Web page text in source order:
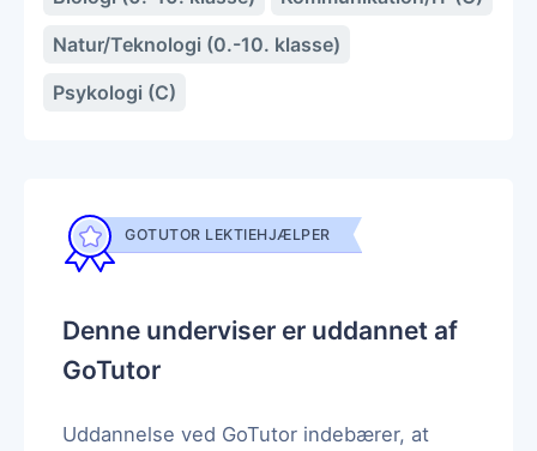
Natur/Teknologi (0.-10. klasse)
Psykologi (C)
GOTUTOR LEKTIEHJÆLPER
Denne underviser er uddannet af
GoTutor
Uddannelse ved GoTutor indebærer, at